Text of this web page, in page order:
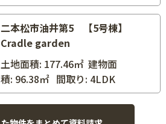
二本松市油井第5 【5号棟】
Cradle garden
土地面積: 177.46㎡建物面
積: 96.38㎡ 間取り: 4LDK